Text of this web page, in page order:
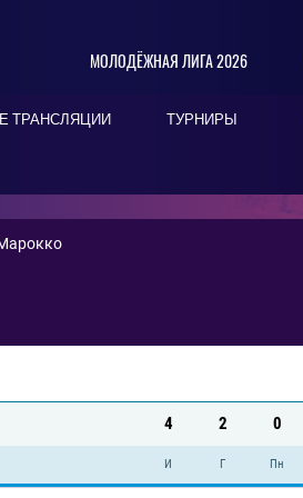
МОЛОДЁЖНАЯ ЛИГА 2026
ТРАНСЛЯЦИИ ТУРНИРЫ
4 2 0
И Г Пн